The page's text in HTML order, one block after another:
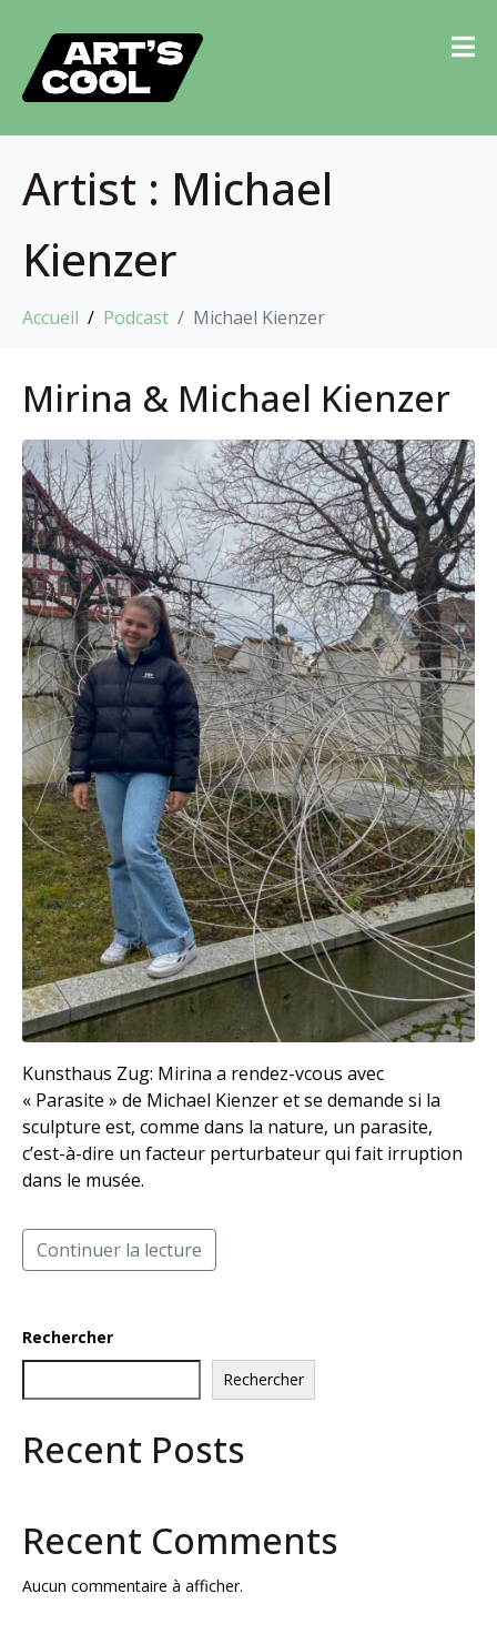
Artist : Michael
Kienzer
Accueil Podcast Michael Kienzer
Mirina & Michael Kienzer
Kunsthaus Zug: Mirina a rendez-vcous avec
« Parasite » de Michael Kienzer et se demande si la
sculpture est, comme dans la nature, un parasite,
c’est-à-dire un facteur perturbateur qui fait irruption
dans le musée.
Continuer la lecture
Rechercher
Rechercher
Recent Posts
Recent Comments
Aucun commentaire à afficher.